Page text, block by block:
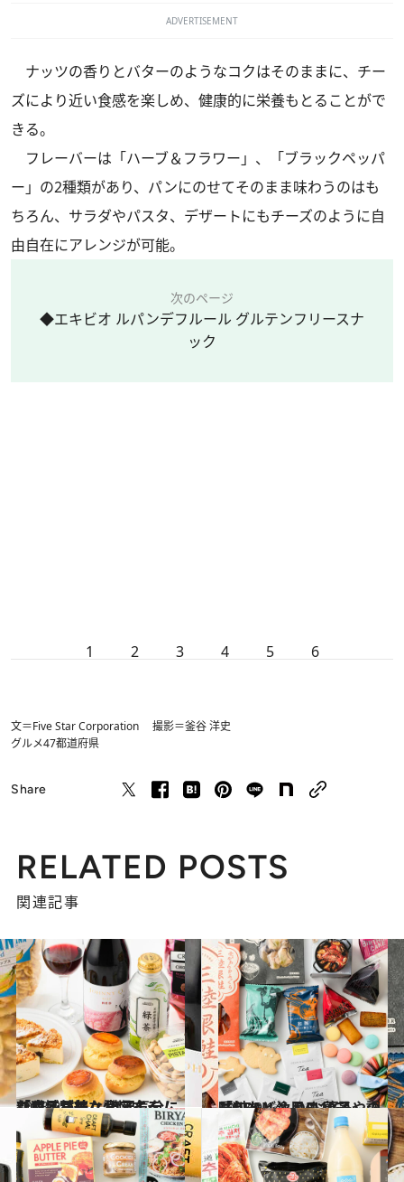
ADVERTISEMENT
ナッツの香りとバターのようなコクはそのままに、チー
ズにより近い食感を楽しめ、健康的に栄養もとることがで
きる。
フレーバーは「ハーブ＆フラワー」、「ブラックペッパ
ー」の2種類があり、パンにのせてそのまま味わうのはも
ちろん、サラダやパスタ、デザートにもチーズのように自
由自在にアレンジが可能。
次のページ
◆エキビオ ルパンデフルール グルテンフリースナ
ック
1 2 3 4 5 6
文＝Five Star Corporation 撮影＝釜谷 洋史
グルメ47都道府県
Share
RELATED POSTS
関連記事
2023.9.13
新商品が続々登場する「成城石井」 贅沢気分になれる甘美な10アイテム
グルメ 2023.9.14
「DEAN ＆ DELUCA」の最旬トレンド お菓子や調味料など注目の10選
グルメ